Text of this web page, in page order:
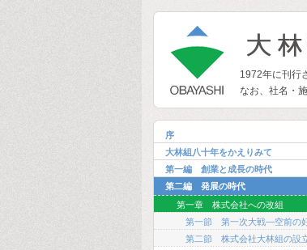
1972年に刊行
なお、社名・
序
大林組八十年をかえりみて
第一編 創業と成長の時代
第二編 発展の時代
第一章 株式会社への改組
第一節 第一次大戦―空前の
第二節 株式会社大林組の設